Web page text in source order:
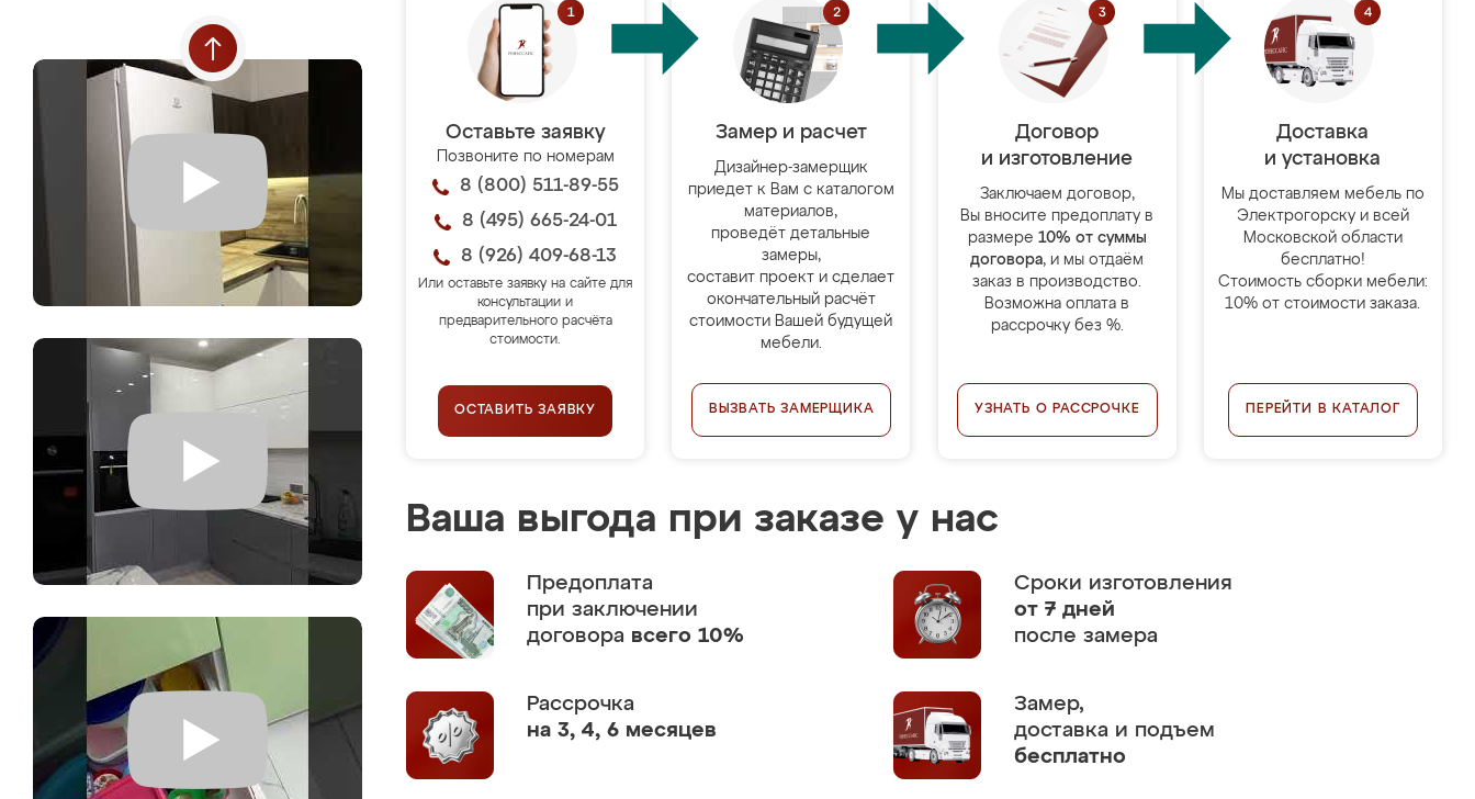
Оставьте заявку
Позвоните по номерам
8 (800) 511-89-55
8 (495) 665-24-01
8 (926) 409-68-13
Или оставьте заявку на сайте для
консультации и
предварительного расчёта
стоимости.
ОСТАВИТЬ ЗАЯВКУ
Замер и расчет
Дизайнер-замерщик
приедет к Вам с каталогом
материалов,
проведёт детальные
замеры,
составит проект и сделает
окончательный расчёт
стоимости Вашей будущей
мебели.
ВЫЗВАТЬ ЗАМЕРЩИКА
Договор
и изготовление
Заключаем договор,
Вы вносите предоплату в
размере 10% от суммы
договора, и мы отдаём
заказ в производство.
Возможна оплата в
рассрочку без %.
УЗНАТЬ О РАССРОЧКЕ
Доставка
и установка
Мы доставляем мебель по
Электрогорску и всей
Московской области
бесплатно!
Стоимость сборки мебели:
10% от стоимости заказа.
ПЕРЕЙТИ В КАТАЛОГ
Ваша выгода при заказе у нас
Предоплата
при заключении
договора всего 10%
Сроки изготовления
от 7 дней
после замера
Рассрочка
на 3, 4, 6 месяцев
Замер,
доставка и подъем
бесплатно